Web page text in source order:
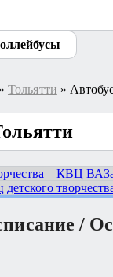
» Тольятти »
– КВЦ
/